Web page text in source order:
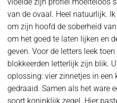
van de ovaal. Heel natuurlijk.
om zijn hoofd de soberheid
om het goed te laten lijken en
geven. Voor de letters leek
blokkeerden letterlijk zijn blik.
oplossing: vier zinnetjes in een
gedraaid. Samen als het ware
soort koninklijk zegel. Hier